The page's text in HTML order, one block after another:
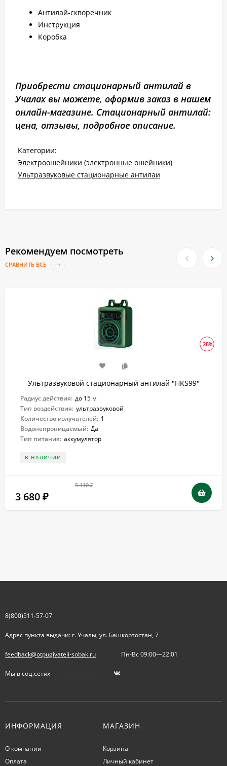
Антилай-скворечник
Инструкция
Коробка
Приобрести стационарный антилай в
Учалах вы можете, оформив заказ в нашем
онлайн-магазине. Стационарный антилай:
цена, отзывы, подробное описание.
Категории:
Электроошейники (электронные ошейники)
Ультразвуковые стационарные антилаи
Рекомендуем посмотреть
СРАВНИТЬ ВСЕ
-28%
Ультразвуковой стационарный антилай "HKS99"
Радиус действия: до 15 м
Тип воздействия: ультразвуковой
Количество излучателей: 1
Водонепроницаемый: Да
Тип питания: аккумулятор
В НАЛИЧИИ
5 110₽
3 680 ₽
8(800)511-57-07
Адрес пункта выдачи: г. Учалы, ул. Башкортостан, 7
feedback@otpugivateli-sobak.ru Пн-Вс 09:00—22:01
Мы в соц.сетях
ИНФОРМАЦИЯ
О компании
Оплата
МАГАЗИН
Корзина
Личный кабинет